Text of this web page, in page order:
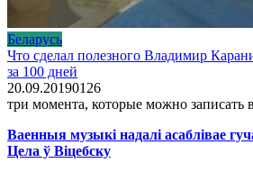
Беларусь
Что сделал полезного Владимир
за 100 дней
20.09.20190126
три момента, которые можно записать
Ваенныя музыкі надалі асаблівае
Цела ў Віцебску